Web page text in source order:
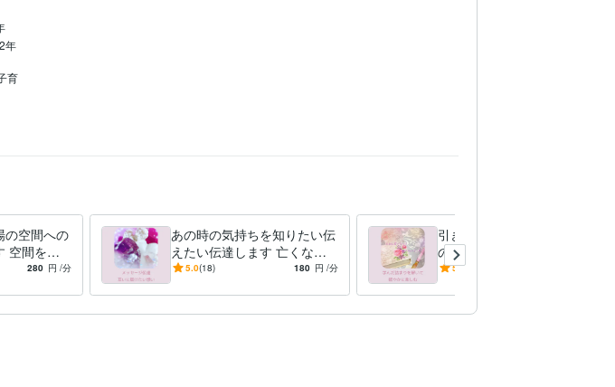
年
育
の空間への
空間を整
軽やかに
280 円 /分
あの時の気持ちを知りたい伝
えたい伝達します 亡くなっ
てしまった方、ペットとの伝
5.0(18) 180 円 /分
引き寄せやエネルギーワーク
の詰まり解きます 情報の絡
まりを解き自分自身の流れを
5.0